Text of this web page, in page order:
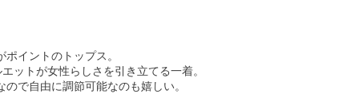
イントのトップス。
ットが女性らしさを引き立てる一着。
で自由に調節可能なのも嬉しい。